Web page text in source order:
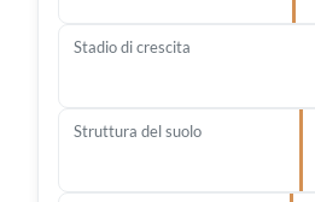
Stadio di crescita
Struttura del suolo